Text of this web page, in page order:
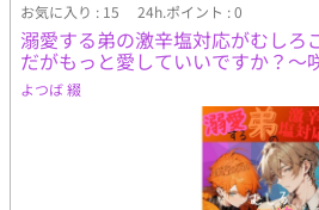
お気に入り : 15 24h.ポイント : 0
溺愛する弟の激辛塩対応がむしろ
だがもっと愛していいですか？〜
よつば 綴